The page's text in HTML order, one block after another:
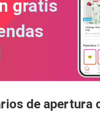
gratis
de apertura